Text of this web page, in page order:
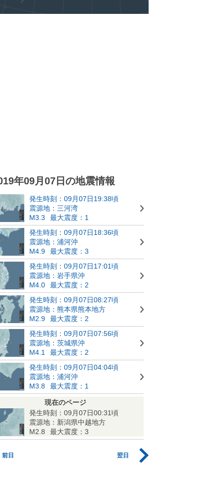
年09月07日の地震情報
発生時刻：09月07日19:38頃
震源地：三河湾
M3.3
最大震度：1
発生時刻：09月07日18:36頃
震源地：浦河沖
M4.9
最大震度：3
発生時刻：09月07日17:01頃
震源地：岩手県沖
M4.0
最大震度：2
発生時刻：09月07日08:27頃
震源地：熊本県熊本地方
M2.9
最大震度：2
発生時刻：09月07日07:56頃
震源地：茨城県沖
M4.1
最大震度：2
発生時刻：09月07日04:04頃
震源地：浦河沖
M3.8
最大震度：1
現在のページ
発生時刻：09月07日00:31頃
震源地：新潟県中越地方
M2.8
最大震度：3
前日 翌日